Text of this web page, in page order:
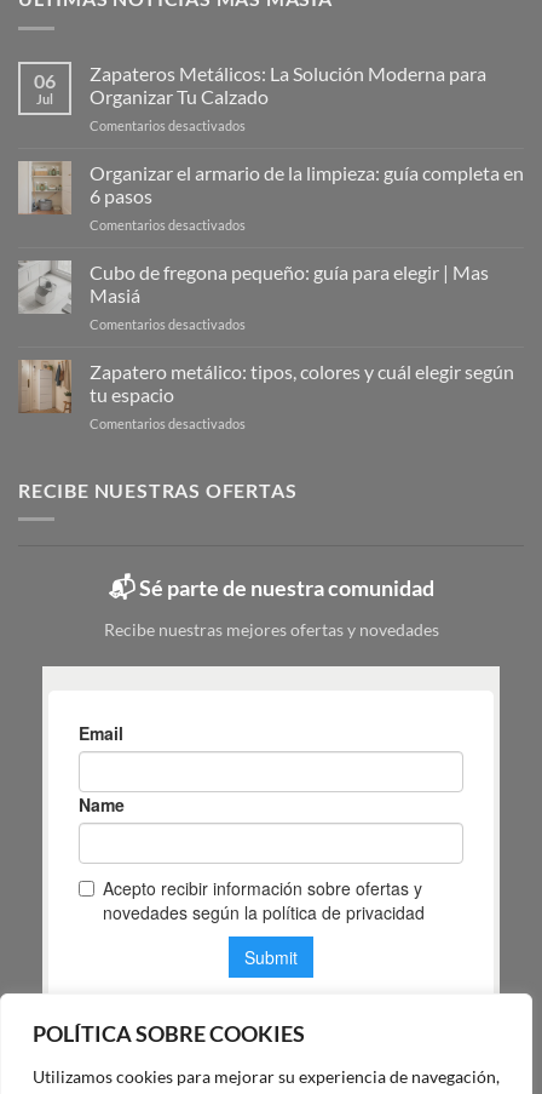
POLÍTICA SOBRE COOKIES
Utilizamos cookies para mejorar su experiencia de navegación,
06
Jul
Zapateros Metálicos: La Solución Moderna para
Organizar Tu Calzado
Comentarios desactivados
Metálicos:
La
Organizar
Organizar el armario de la limpieza: guía completa en
6 pasos
Comentarios desactivados
armario
guía
completa
Cubo de fregona pequeño: guía para elegir | Mas
Masiá
Comentarios desactivados
de
fregona
|
Zapatero metálico: tipos, colores y cuál elegir según
tu espacio
Comentarios desactivados
tipos,
según
espacio
RECIBE NUESTRAS OFERTAS
📬 Sé parte de nuestra comunidad
Recibe nuestras mejores ofertas y novedades